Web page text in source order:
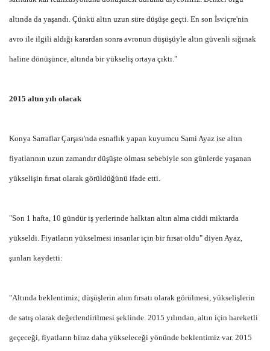
altında da yaşandı. Çünkü altın uzun süre düşüşe geçti. En son İsviçre'nin
avro ile ilgili aldığı karardan sonra avronun düşüşüyle altın güvenli sığınak
haline dönüşünce, altında bir yükseliş ortaya çıktı."
2015 altın yılı olacak
Konya Sarraflar Çarşısı'nda esnaflık yapan kuyumcu Sami Ayaz ise altın
fiyatlarının uzun zamandır düşüşte olması sebebiyle son günlerde yaşanan
yükselişin fırsat olarak görüldüğünü ifade etti.
"Son 1 hafta, 10 gündür iş yerlerinde halktan altın alma ciddi miktarda
yükseldi. Fiyatların yükselmesi insanlar için bir fırsat oldu" diyen Ayaz,
şunları kaydetti:
"Altında beklentimiz; düşüşlerin alım fırsatı olarak görülmesi, yükselişlerin
de satış olarak değerlendirilmesi şeklinde. 2015 yılından, altın için hareketli
geçeceği, fiyatların biraz daha yükseleceği yönünde beklentimiz var. 2015